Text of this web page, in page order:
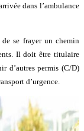
dans l’ambulance
se frayer un chemin
Il doit être titulaire
d’autres permis (C/D)
d’urgence.